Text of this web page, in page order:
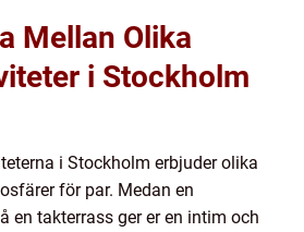
Mellan Olika
i Stockholm
i Stockholm erbjuder olika
för par. Medan en
en takterrass ger er en intim och